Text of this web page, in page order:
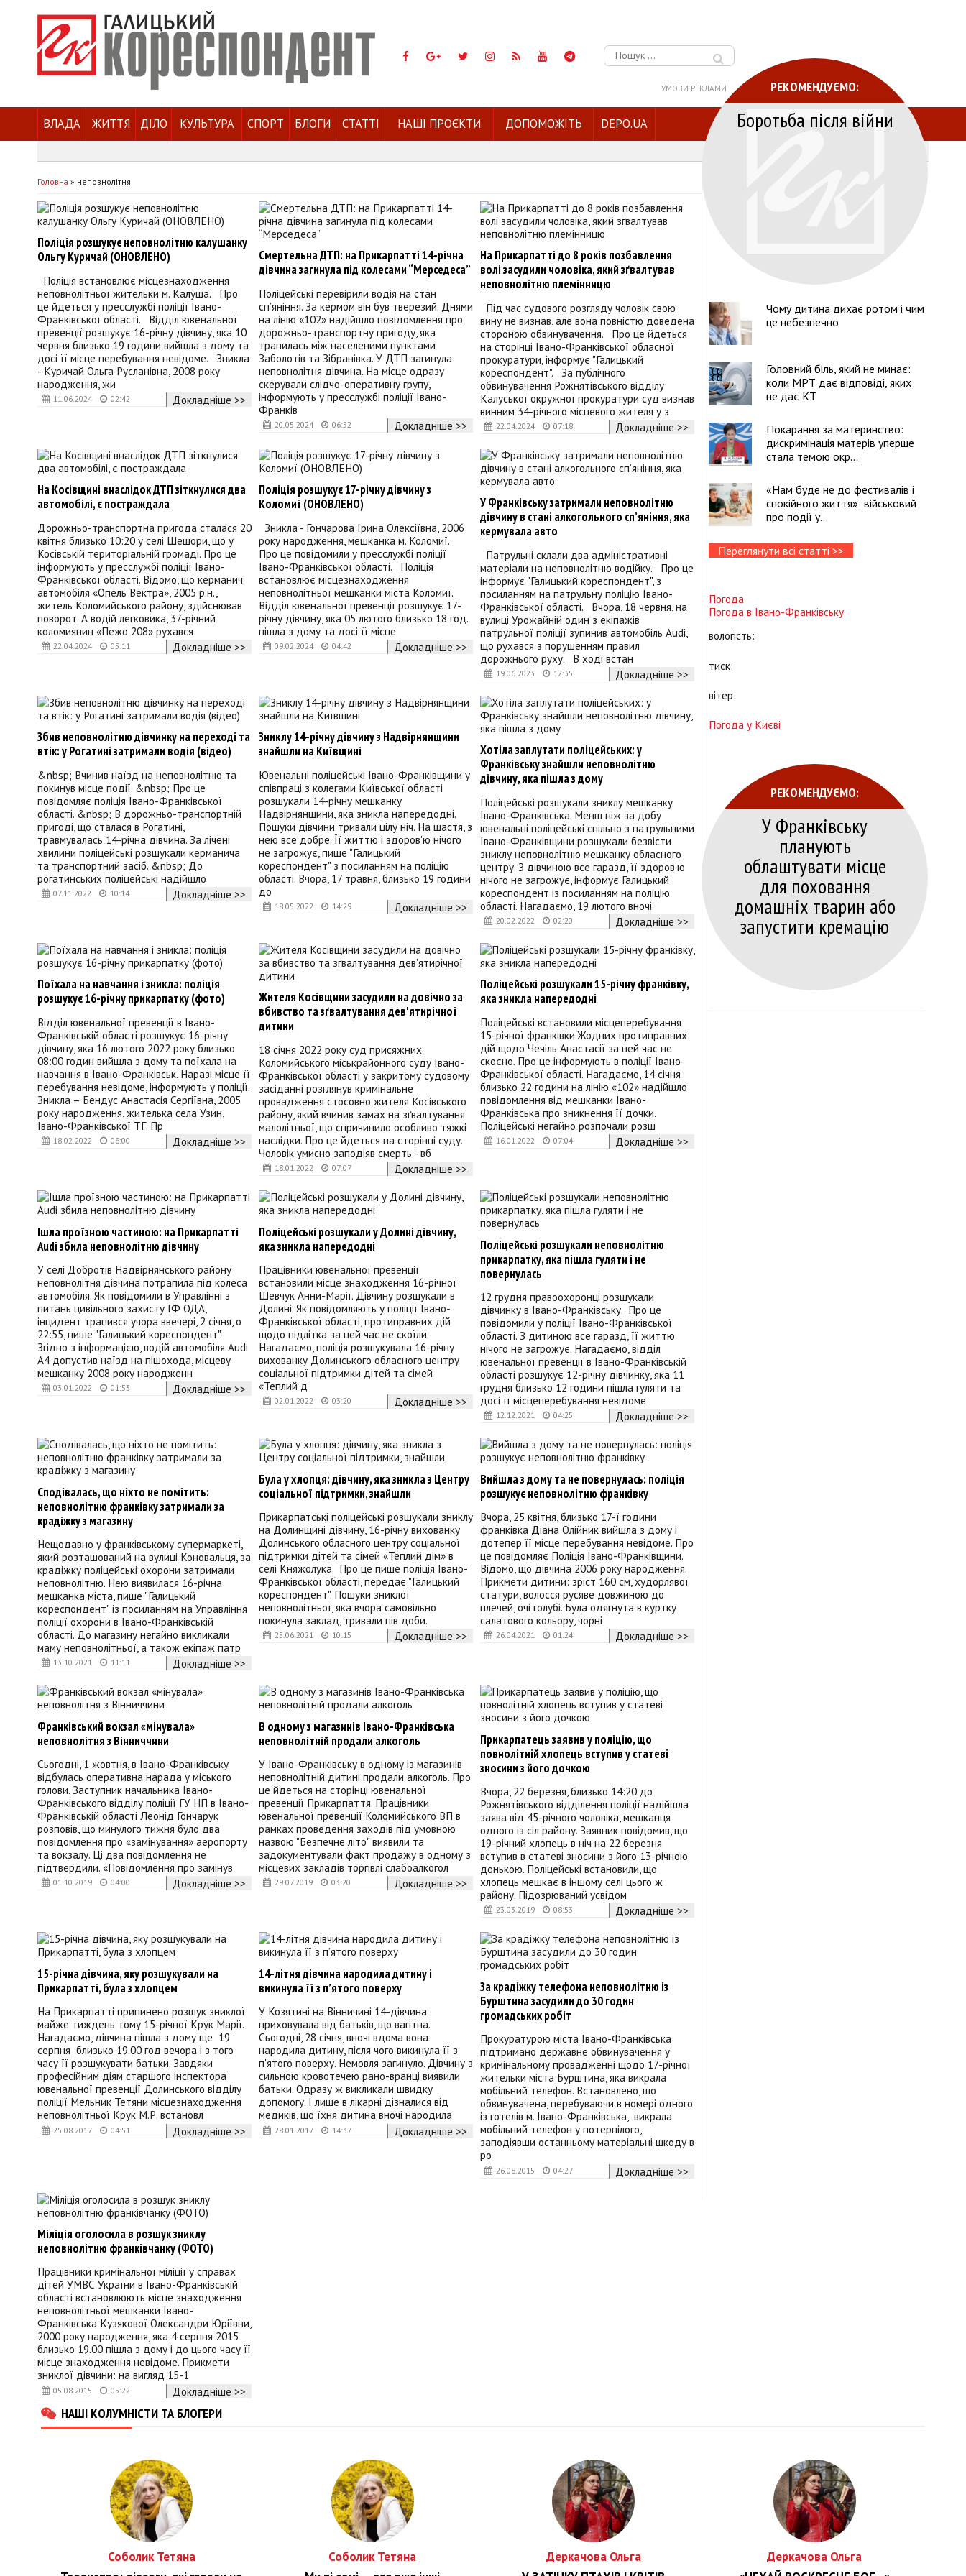
Пошук:
УМОВИ РЕКЛАМИ
ВЛАДА ЖИТТЯ ДІЛО КУЛЬТУРА СПОРТ БЛОГИ СТАТТІ НАШІ ПРОЄКТИ ДОПОМОЖІТЬ DEPO.UA
Головна » неповнолітня
11.06.2024 02:42
Поліція розшукує неповнолітню калушанку
Ольгу Куричай (ОНОВЛЕНО)
Поліція встановлює місцезнаходження
неповнолітньої жительки м. Калуша. Про
це йдеться у пресслужбі поліції Івано-
Франківської області. Відділ ювенальної
превенції розшукує 16-річну дівчину, яка 10
червня близько 19 години вийшла з дому та
досі її місце перебування невідоме. Зникла
- Куричай Ольга Русланівна, 2008 року
народження, жи
Докладніше >>
20.05.2024 06:52
Смертельна ДТП: на Прикарпатті 14-річна
дівчина загинула під колесами “Мерседеса”
Поліцейські перевірили водія на стан
сп’яніння. За кермом він був тверезий. Днями
на лінію «102» надійшло повідомлення про
дорожньо-транспортну пригоду, яка
трапилась між населеними пунктами
Заболотів та Зібранівка. У ДТП загинула
неповнолітня дівчина. На місце одразу
скерували слідчо-оперативну групу,
інформують у пресслужбі поліції Івано-
Франків
Докладніше >>
22.04.2024 07:18
На Прикарпатті до 8 років позбавлення
волі засудили чоловіка, який зґвалтував
неповнолітню племінницю
Під час судового розгляду чоловік свою
вину не визнав, але вона повністю доведена
стороною обвинувачення. Про це йдеться
на сторінці Івано-Франківської обласної
прокуратури, інформує "Галицький
кореспондент". За публічного
обвинувачення Рожнятівського відділу
Калуської окружної прокуратури суд визнав
винним 34-річного місцевого жителя у з
Докладніше >>
22.04.2024 05:11
На Косівщині внаслідок ДТП зіткнулися два
автомобілі, є постраждала
Дорожньо-транспортна пригода сталася 20
квітня близько 10:20 у селі Шешори, що у
Косівській територіальній громаді. Про це
інформують у пресслужбі поліції Івано-
Франківської області. Відомо, що керманич
автомобіля «Опель Вектра», 2005 р.н.,
житель Коломийського району, здійснював
поворот. А водій легковика, 37-річний
коломиянин «Пежо 208» рухався
Докладніше >>
09.02.2024 04:42
Поліція розшукує 17-річну дівчину з
Коломиї (ОНОВЛЕНО)
Зникла - Гончарова Ірина Олексіївна, 2006
року народження, мешканка м. Коломиї.
Про це повідомили у пресслужбі поліції
Івано-Франківської області. Поліція
встановлює місцезнаходження
неповнолітньої мешканки міста Коломиї.
Відділ ювенальної превенції розшукує 17-
річну дівчину, яка 05 лютого близько 18 год.
пішла з дому та досі її місце
Докладніше >>
19.06.2023 12:35
У Франківську затримали неповнолітню
дівчину в стані алкогольного сп’яніння, яка
кермувала авто
Патрульні склали два адміністративні
матеріали на неповнолітню водійку. Про це
інформує "Галицький кореспондент", з
посиланням на патрульну поліцію Івано-
Франківської області. Вчора, 18 червня, на
вулиці Урожайній один з екіпажів
патрульної поліції зупинив автомобіль Audi,
що рухався з порушенням правил
дорожнього руху. В ході встан
Докладніше >>
07.11.2022 10:14
Збив неповнолітню дівчинку на переході та
втік: у Рогатині затримали водія (відео)
&nbsp; Вчинив наїзд на неповнолітню та
покинув місце події. &nbsp; Про це
повідомляє поліція Івано-Франківської
області. &nbsp; В дорожньо-транспортній
пригоді, що сталася в Рогатині,
травмувалась 14-річна дівчина. За лічені
хвилини поліцейські розшукали керманича
та транспортний засіб. &nbsp; До
рогатинських поліцейські надійшло
Докладніше >>
18.05.2022 14:29
Зниклу 14-річну дівчину з Надвірнянщини
знайшли на Київщині
Ювенальні поліцейські Івано-Франківщини у
співпраці з колегами Київської області
розшукали 14-річну мешканку
Надвірнянщини, яка зникла напередодні.
Пошуки дівчини тривали цілу ніч. На щастя, з
нею все добре. Її життю і здоров'ю нічого
не загрожує, пише "Галицький
кореспондент" з посиланням на поліцію
області. Вчора, 17 травня, близько 19 години
до
Докладніше >>
20.02.2022 02:20
Хотіла заплутати поліцейських: у
Франківську знайшли неповнолітню
дівчину, яка пішла з дому
Поліцейські розшукали зниклу мешканку
Івано-Франківська. Менш ніж за добу
ювенальні поліцейські спільно з патрульними
Івано-Франківщини розшукали безвісти
зниклу неповнолітню мешканку обласного
центру. З дівчиною все гаразд, її здоров’ю
нічого не загрожує, інформує Галицький
кореспондент із посиланням на поліцію
області. Нагадаємо, 19 лютого вночі
Докладніше >>
18.02.2022 08:00
Поїхала на навчання і зникла: поліція
розшукує 16-річну прикарпатку (фото)
Відділ ювенальної превенції в Івано-
Франківській області розшукує 16-річну
дівчину, яка 16 лютого 2022 року близько
08:00 годин вийшла з дому та поїхала на
навчання в Івано-Франківськ. Наразі місце її
перебування невідоме, інформують у поліції.
Зникла – Бендус Анастасія Сергіївна, 2005
року народження, жителька села Узин,
Івано-Франківської ТГ. Пр
Докладніше >>
18.01.2022 07:07
Жителя Косівщини засудили на довічно за
вбивство та зґвалтування дев'ятирічної
дитини
18 січня 2022 року суд присяжних
Коломийського міськрайонного суду Івано-
Франківської області у закритому судовому
засіданні розглянув кримінальне
провадження стосовно жителя Косівського
району, який вчинив замах на зґвалтування
малолітньої, що спричинило особливо тяжкі
наслідки. Про це йдеться на сторінці суду.
Чоловік умисно заподіяв смерть - вб
Докладніше >>
16.01.2022 07:04
Поліцейські розшукали 15-річну франківку,
яка зникла напередодні
Поліцейські встановили місцеперебування
15-річної франківки.Жодних протиправних
дій щодо Чечіль Анастасії за цей час не
скоєно. Про це інформують в поліції Івано-
Франківської області. Нагадаємо, 14 січня
близько 22 години на лінію «102» надійшло
повідомлення від мешканки Івано-
Франківська про зникнення її дочки.
Поліцейські негайно розпочали розш
Докладніше >>
03.01.2022 01:53
Ішла проїзною частиною: на Прикарпатті
Audi збила неповнолітню дівчину
У селі Добротів Надвірнянського району
неповнолітня дівчина потрапила під колеса
автомобіля. Як повідомили в Управлінні з
питань цивільного захисту ІФ ОДА,
інцидент трапився учора ввечері, 2 січня, о
22:55, пише "Галицький кореспондент".
Згідно з інформацією, водій автомобіля Audi
A4 допустив наїзд на пішохода, місцеву
мешканку 2008 року народженн
Докладніше >>
02.01.2022 03:20
Поліцейські розшукали у Долині дівчину,
яка зникла напередодні
Працівники ювенальної превенції
встановили місце знаходження 16-річної
Шевчук Анни-Марії. Дівчину розшукали в
Долині. Як повідомляють у поліції Івано-
Франківської області, протиправних дій
щодо підлітка за цей час не скоїли.
Нагадаємо, поліція розшукувала 16-річну
вихованку Долинського обласного центру
соціальної підтримки дітей та сімей
«Теплий д
Докладніше >>
12.12.2021 04:25
Поліцейські розшукали неповнолітню
прикарпатку, яка пішла гуляти і не
повернулась
12 грудня правоохоронці розшукали
дівчинку в Івано-Франківську. Про це
повідомили у поліції Івано-Франківської
області. З дитиною все гаразд, її життю
нічого не загрожує. Нагадаємо, відділ
ювенальної превенції в Івано-Франківській
області розшукує 12-річну дівчинку, яка 11
грудня близько 12 години пішла гуляти та
досі її місцеперебування невідоме
Докладніше >>
13.10.2021 11:11
Сподівалась, що ніхто не помітить:
неповнолітню франківку затримали за
крадіжку з магазину
Нещодавно у франківському супермаркеті,
який розташований на вулиці Коновальця, за
крадіжку поліцейські охорони затримали
неповнолітню. Нею виявилася 16-річна
мешканка міста, пише "Галицький
кореспондент" із посиланням на Управління
поліції охорони в Івано-Франківській
області. До магазину негайно викликали
маму неповнолітньої, а також екіпаж патр
Докладніше >>
25.06.2021 10:15
Була у хлопця: дівчину, яка зникла з Центру
соціальної підтримки, знайшли
Прикарпатські поліцейські розшукали зниклу
на Долинщині дівчину, 16-річну вихованку
Долинського обласного центру соціальної
підтримки дітей та сімей «Теплий дім» в
селі Княжолука. Про це пише поліція Івано-
Франківської області, передає "Галицький
кореспондент". Пошуки зниклої
неповнолітньої, яка вчора самовільно
покинула заклад, тривали пів доби.
Докладніше >>
26.04.2021 01:24
Вийшла з дому та не повернулась: поліція
розшукує неповнолітню франківку
Вчора, 25 квітня, близько 17-ї години
франківка Діана Олійник вийшла з дому і
дотепер її місце перебування невідоме. Про
це повідомляє Поліція Івано-Франківщини.
Відомо, що дівчина 2006 року народження.
Прикмети дитини: зріст 160 см, худорлявої
статури, волосся русяве довжиною до
плечей, очі голубі. Була одягнута в куртку
салатового кольору, чорні
Докладніше >>
01.10.2019 04:00
Франківський вокзал «мінувала»
неповнолітня з Вінниччини
Сьогодні, 1 жовтня, в Івано-Франківську
відбулась оперативна нарада у міського
голови. Заступник начальника Івано-
Франківського відділу поліції ГУ НП в Івано-
Франківській області Леонід Гончарук
розповів, що минулого тижня було два
повідомлення про «замінування» аеропорту
та вокзалу. Ці два повідомлення не
підтвердили. «Повідомлення про замінув
Докладніше >>
29.07.2019 03:20
В одному з магазинів Івано-Франківська
неповнолітній продали алкоголь
У Івано-Франківську в одному із магазинів
неповнолітній дитині продали алкоголь. Про
це йдеться на сторінці ювенальної
превенції Прикарпаття. Працівники
ювенальної превенції Коломийського ВП в
рамках проведення заходів під умовною
назвою "Безпечне літо" виявили та
задокументували факт продажу в одному з
місцевих закладів торгівлі слабоалкогол
Докладніше >>
23.03.2019 08:53
Прикарпатець заявив у поліцію, що
повнолітній хлопець вступив у статеві
зносини з його дочкою
Вчора, 22 березня, близько 14:20 до
Рожнятівського відділення поліції надійшла
заява від 45-річного чоловіка, мешканця
одного із сіл району. Заявник повідомив, що
19-річний хлопець в ніч на 22 березня
вступив в статеві зносини з його 13-річною
донькою. Поліцейські встановили, що
хлопець мешкає в іншому селі цього ж
району. Підозрюваний усвідом
Докладніше >>
25.08.2017 04:51
15-річна дівчина, яку розшукували на
Прикарпатті, була з хлопцем
На Прикарпатті припинено розшук зниклої
майже тиждень тому 15-річної Крук Марії.
Нагадаємо, дівчина пішла з дому ще 19
серпня близько 19.00 год вечора і з того
часу її розшукувати батьки. Завдяки
професійним діям старшого інспектора
ювенальної превенції Долинського відділу
поліції Мельник Тетяни місцезнаходження
неповнолітньої Крук М.Р. встановл
Докладніше >>
28.01.2017 14:37
14-літня дівчина народила дитину і
викинула її з п’ятого поверху
У Козятині на Вінничині 14-дівчина
приховувала від батьків, що вагітна.
Сьогодні, 28 січня, вночі вдома вона
народила дитину, після чого викинула її з
п'ятого поверху. Немовля загинуло. Дівчину з
сильною кровотечею рано-вранці виявили
батьки. Одразу ж викликали швидку
допомогу. І лише в лікарні дізналися від
медиків, що їхня дитина вночі народила
Докладніше >>
26.08.2015 04:27
За крадіжку телефона неповнолітню із
Бурштина засудили до 30 годин
громадських робіт
Прокуратурою міста Івано-Франківська
підтримано державне обвинувачення у
кримінальному провадженні щодо 17-річної
жительки міста Бурштина, яка викрала
мобільний телефон. Встановлено, що
обвинувачена, перебуваючи в номері одного
із готелів м. Івано-Франківська, викрала
мобільний телефон у потерпілого,
заподіявши останньому матеріальні шкоду в
ро
Докладніше >>
05.08.2015 05:22
Міліція оголосила в розшук зниклу
неповнолітню франківчанку (ФОТО)
Працівники кримінальної міліції у справах
дітей УМВС України в Івано-Франківській
області встановлюють місце знаходження
неповнолітньої мешканки Івано-
Франківська Кузякової Олександри Юріївни,
2000 року народження, яка 4 серпня 2015
близько 19.00 пішла з дому і до цього часу її
місце знаходження невідоме. Прикмети
зниклої дівчини: на вигляд 15-1
Докладніше >>
РЕКОМЕНДУЄМО:
Боротьба після війни
Чому дитина дихає ротом і чим
це небезпечно
Головний біль, який не минає:
коли МРТ дає відповіді, яких
не дає КТ
Покарання за материнство:
дискримінація матерів уперше
стала темою окр...
«Нам буде не до фестивалів і
спокійного життя»: військовий
про події у...
Переглянути всі статті >>
Погода
Погода в Івано-Франківську
вологість:
тиск:
вітер:
Погода у Києві
РЕКОМЕНДУЄМО:
У Франківську
планують
облаштувати місце
для поховання
домашніх тварин або
запустити кремацію
НАШІ КОЛУМНІСТИ ТА БЛОГЕРИ
Соболик Тетяна
Соболик Тетяна
Деркачова Ольга
Деркачова Ольга